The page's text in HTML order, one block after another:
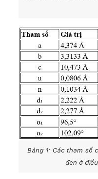
Bảng 1: Các tham số
đen ở